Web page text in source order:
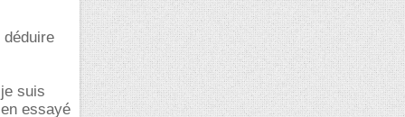
suis
essayé